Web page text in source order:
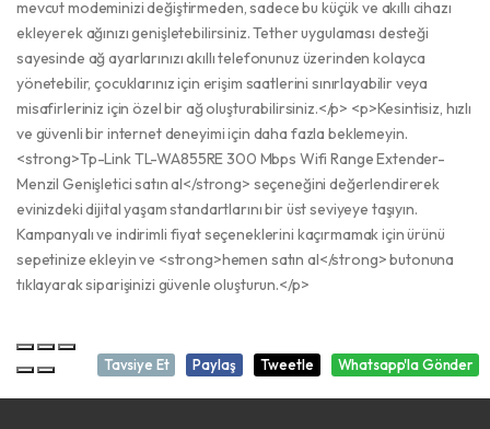
Tavsiye Et Paylaş Tweetle Whatsapp'la Gönder
mevcut modeminizi değiştirmeden, sadece bu küçük ve akıllı cihazı
ekleyerek ağınızı genişletebilirsiniz. Tether uygulaması desteği
sayesinde ağ ayarlarınızı akıllı telefonunuz üzerinden kolayca
yönetebilir, çocuklarınız için erişim saatlerini sınırlayabilir veya
misafirleriniz için özel bir ağ oluşturabilirsiniz.</p> <p>Kesintisiz, hızlı
ve güvenli bir internet deneyimi için daha fazla beklemeyin.
<strong>Tp-Link TL-WA855RE 300 Mbps Wifi Range Extender-
Menzil Genişletici satın al</strong> seçeneğini değerlendirerek
evinizdeki dijital yaşam standartlarını bir üst seviyeye taşıyın.
Kampanyalı ve indirimli fiyat seçeneklerini kaçırmamak için ürünü
sepetinize ekleyin ve <strong>hemen satın al</strong> butonuna
tıklayarak siparişinizi güvenle oluşturun.</p>